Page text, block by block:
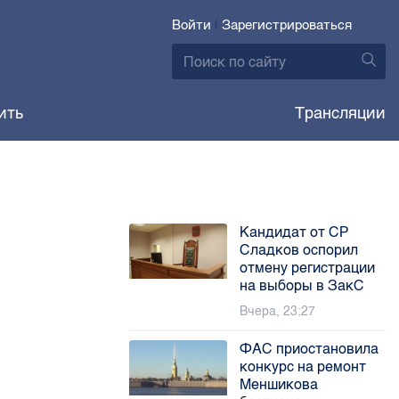
Войти | Зарегистрироваться
Трансляции
Кандидат от СР
Сладков оспорил
отмену регистрации
на выборы в ЗакС
Вчера, 23:27
ФАС приостановила
конкурс на ремонт
Меншикова